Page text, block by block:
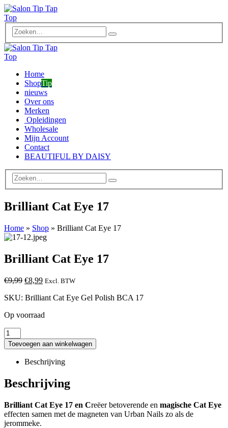
Home
ShopTip
nieuws
Over ons
Merken
Opleidingen
Wholesale
Mijn Account
Contact
BEAUTIFUL BY DAISY
Brilliant Cat Eye 17
Home » Shop » Brilliant Cat Eye 17
Brilliant Cat Eye 17
€9,99 Oorspronkelijke
was:
€8,99Huidige
is:
Excl. BTW
SKU: Brilliant Cat Eye Gel Polish BCA 17
Op voorraad
Toevoegen aan winkelwagen
Beschrijving
Beschrijving
Brilliant Cat Eye 17 en Creëer betoverende en magische Cat Eye
effecten samen met de magneten van Urban Nails zo als de
jerommeke.